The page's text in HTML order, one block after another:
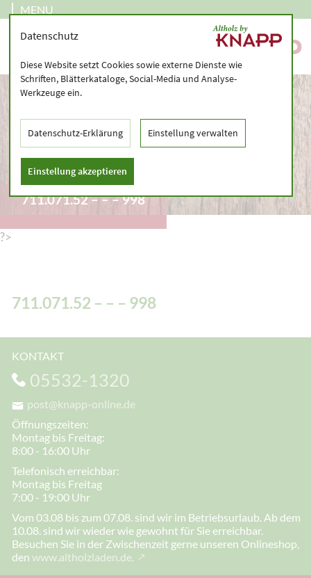
MENU
711.071.52 – – – 998
?>
711.071.52 – – – 998
KONTAKT
05532-1320
post@knapp-online.de
Öffnungszeiten:
Montag bis Freitag:
8:00 - 16:00 Uhr
Telefonisch erreichbar:
Montag bis Freitag
7:00 - 19:00 Uhr
Vom 03.08 bis zum 07.08. sind wir im Betriebsurlaub. Ab dem
10.08. sind wir wieder wie gewohnt für Sie erreichbar.
Besuchen Sie in der Zwischenzeit gerne unseren Onlineshop,
den www.altholzladen.de.
Datenschutz
Diese Website setzt Cookies sowie externe Dienste wie
Schriften, Blätterkataloge, Social-Media und Analyse-
Werkzeuge ein.
Datenschutz-Erklärung Einstellung verwalten
Einstellung akzeptieren